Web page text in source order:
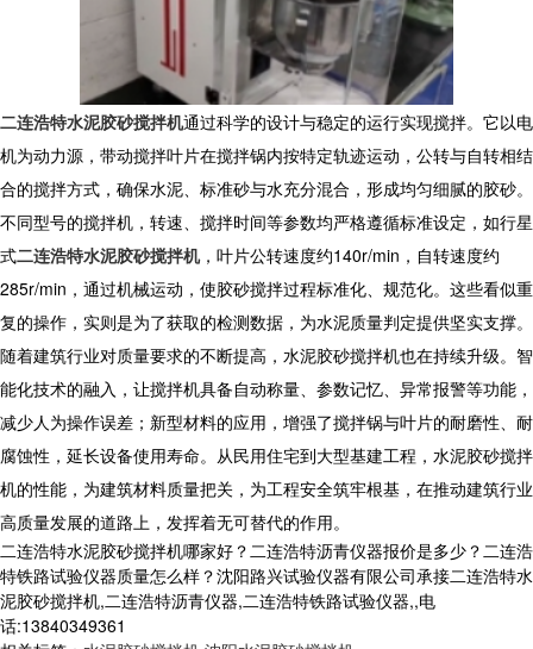
二连浩特水泥胶砂搅拌机通过科学的设计与稳定的运行实现搅拌。它以电
机为动力源，带动搅拌叶片在搅拌锅内按特定轨迹运动，公转与自转相结
合的搅拌方式，确保水泥、标准砂与水充分混合，形成均匀细腻的胶砂。
不同型号的搅拌机，转速、搅拌时间等参数均严格遵循标准设定，如行星
式二连浩特水泥胶砂搅拌机，叶片公转速度约140r/min，自转速度约
285r/min，通过机械运动，使胶砂搅拌过程标准化、规范化。这些看似重
复的操作，实则是为了获取的检测数据，为水泥质量判定提供坚实支撑。
随着建筑行业对质量要求的不断提高，水泥胶砂搅拌机也在持续升级。智
能化技术的融入，让搅拌机具备自动称量、参数记忆、异常报警等功能，
减少人为操作误差；新型材料的应用，增强了搅拌锅与叶片的耐磨性、耐
腐蚀性，延长设备使用寿命。从民用住宅到大型基建工程，水泥胶砂搅拌
机的性能，为建筑材料质量把关，为工程安全筑牢根基，在推动建筑行业
高质量发展的道路上，发挥着无可替代的作用。
二连浩特水泥胶砂搅拌机哪家好？二连浩特沥青仪器报价是多少？二连浩
特铁路试验仪器质量怎么样？沈阳路兴试验仪器有限公司承接二连浩特水
泥胶砂搅拌机,二连浩特沥青仪器,二连浩特铁路试验仪器,,电
话:13840349361